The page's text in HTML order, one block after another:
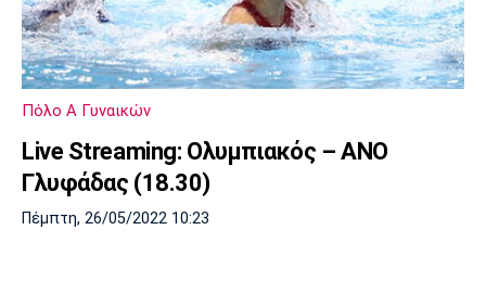
Πόλο Α Γυναικών
Live Streaming: Ολυμπιακός – ΑΝΟ
Γλυφάδας (18.30)
Πέμπτη, 26/05/2022 10:23